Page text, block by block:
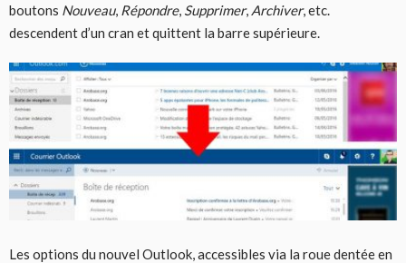
boutons Nouveau, Répondre, Supprimer, Archiver, etc.
descendent d’un cran et quittent la barre supérieure.
Les options du nouvel Outlook, accessibles via la roue dentée en